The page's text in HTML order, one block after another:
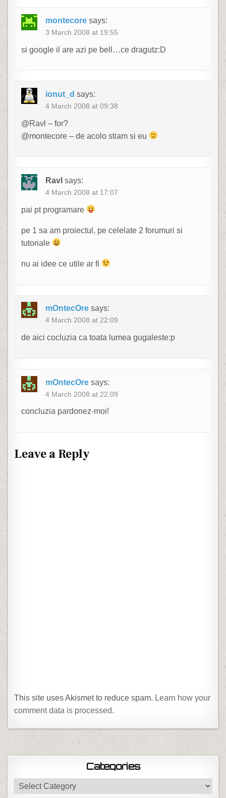
montecore says:
3 March 2008 at 19:55
si google il are azi pe bell…ce dragutz:D
ionut_d says:
4 March 2008 at 09:38
@Ravl – for?
@montecore – de acolo stiam si eu
Ravl says:
4 March 2008 at 17:07
pai pt programare
pe 1 sa am proiectul, pe celelate 2 forumuri si
tutoriale
nu ai idee ce utile ar fi
mOntecOre says:
4 March 2008 at 22:09
de aici cocluzia ca toata lumea gugaleste:p
mOntecOre says:
4 March 2008 at 22:09
concluzia pardonez-moi!
Leave a Reply
This site uses Akismet to reduce spam. Learn how your
comment data is processed.
Categories
Categories